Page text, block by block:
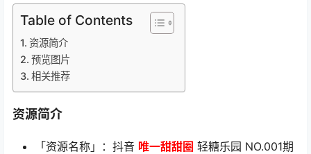
Table of Contents
资源简介
预览图片
相关推荐
资源简介
「资源名称」：抖音 唯一甜甜圈 轻糖乐园 NO.001期